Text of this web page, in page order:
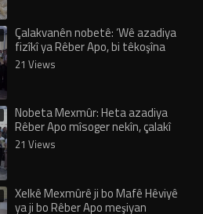
Çalakvanên nobetê: ‘Wê azadiya
fizîkî ya Rêber Apo, bi têkoşîna
jina azad û civaka azad pêk bê’
21 Views
Nobeta Mexmûr: Heta azadiya
Rêber Apo mîsoger nekîn, çalakî
wê dewam bike
21 Views
Xelkê Mexmûrê ji bo Mafê Hêviyê
ya ji bo Rêber Apo meşiyan